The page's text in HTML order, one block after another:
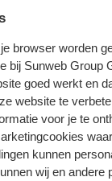
browser worden
bij Sunweb Group
goed werkt en
website te
voor je te
kunnen
wij en andere